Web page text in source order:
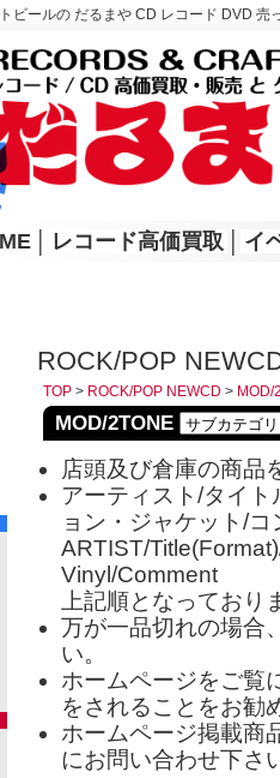
ビールの だるまや CD レコード DVD
レコード高価買取 イ
ROCK/POP
TOP > ROCK/POP NEWCD > MOD/
MOD/2TONE
店頭及び倉庫の商品
アーティスト/タイ
ョン・ジャケット/
ARTIST/
Vinyl/Comment
上記順となっており
万が一品切れの場合
い。
ホームページをご覧
をされることをお勧
ホームページ掲載商
にお問い合わせ下さ